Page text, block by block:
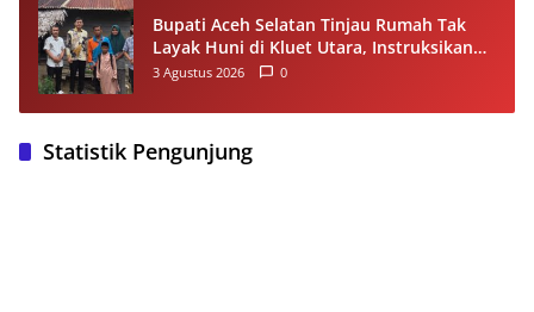
Bupati Aceh Selatan Tinjau Rumah Tak
Layak Huni di Kluet Utara, Instruksikan
Masuk Program Bantuan Rumah 2027
3 Agustus 2026 0
Statistik Pengunjung